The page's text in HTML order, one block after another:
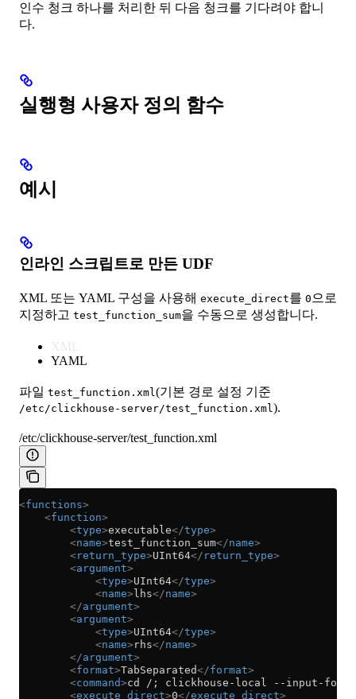
인수 청크 하나를 처리한 뒤 다음 청크를 기다려야 합니
다.
실행형 사용자 정의 함수
예시
인라인 스크립트로 만든 UDF
XML 또는 YAML 구성을 사용해 execute_direct를 0 으로
지정하고 test_function_sum을 수동으로 생성합니다.
XML
YAML
파일 test_function.xml(기본 경로 설정 기준
/etc/clickhouse-server/test_function.xml).
/etc/clickhouse-server/test_function.xml
<functions>
    <
function>
        <
type>executable</type>
        <
name>test_function_sum</name>
        <
return_type>UInt64</ return_type>
        <
argument>
            <
type>UInt64</type>
            <
name> lhs</name>
        </
argument>
        <
argument>
            <
type>UInt64</type>
            <
name> rhs</name>
        </
argument>
        <
format>TabSeparated</format>
        <
command>cd /; clickhouse-local --input-format
        <
execute_direct>0</execute_direct>